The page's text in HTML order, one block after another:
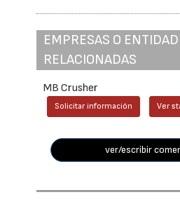
EMPRESAS O
RELACIONADAS
MB Crusher
Solicitar información Ver
ver/escribir